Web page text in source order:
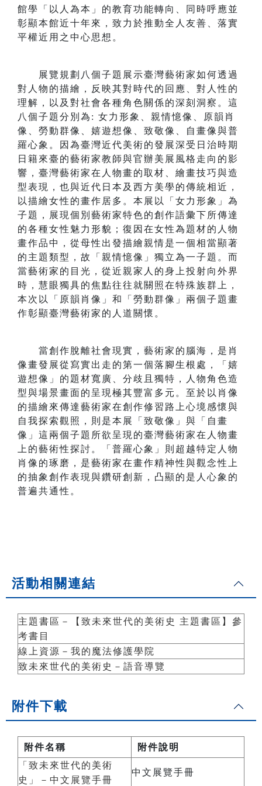
館學「以人為本」的教育功能轉向、同時呼應並
彰顯本館近十年來，致力於推動全人友善、落實
平權近用之中心思想。
展覽規劃八個子題展示臺灣藝術家如何透過
對人物的描繪，反映其對時代的回應、對人性的
理解，以及對社會各種角色關係的深刻洞察。這
八個子題分別為: 女力形象、親情憶像、原韻肖
像、勞動群像、嬉遊想像、致敬像、自畫像與普
羅心象。因為臺灣近代美術的發展深受日治時期
日籍來臺的藝術家教師與官辦美展風格走向的影
響，臺灣藝術家在人物畫的取材、繪畫技巧與造
型表現，也與近代日本及西方美學的傳統相近，
以描繪女性的畫作居多。本展以「女力形象」為
子題，展現個別藝術家特色的創作語彙下所傳達
的各種女性魅力形貌；復因在女性為題材的人物
畫作品中，從母性出發描繪親情是一個相當顯著
的主題類型，故「親情憶像」獨立為一子題。而
當藝術家的目光，從近親家人的身上投射向外界
時，慧眼獨具的焦點往往就關照在特殊族群上，
本次以「原韻肖像」和「勞動群像」兩個子題畫
作彰顯臺灣藝術家的人道關懷。
當創作脫離社會現實，藝術家的腦海，是肖
像畫發展從寫實出走的第一個落腳生根處，「嬉
遊想像」的題材寬廣、分歧且獨特，人物角色造
型與場景畫面的呈現極其豐富多元。至於以肖像
的描繪來傳達藝術家在創作修習路上心境感懷與
自我探索觀照，則是本展「致敬像」與「自畫
像」這兩個子題所欲呈現的臺灣藝術家在人物畫
上的藝術性探討。「普羅心象」則超越特定人物
肖像的琢磨，是藝術家在畫作精神性與觀念性上
的抽象創作表現與鑽研創新，凸顯的是人心象的
普遍共通性。
活動相關連結
主題書區－【致未來世代的美術史 主題書區】參
考書目
線上資源－我的魔法修護學院
致未來世代的美術史－語音導覽
附件下載
附件名稱
附件說明
「致未來世代的美術
史」－中文展覽手冊
中文展覽手冊